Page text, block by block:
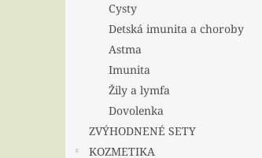
Cysty
Detská imunita a choroby
Astma
Imunita
Žily a lymfa
Dovolenka
ZVÝHODNENÉ SETY
KOZMETIKA